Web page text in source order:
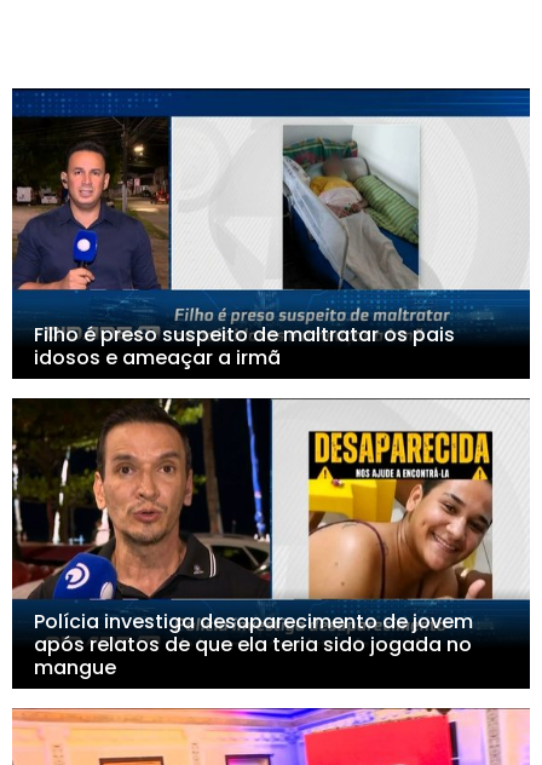
Filho é preso suspeito de maltratar os pais
idosos e ameaçar a irmã
Polícia investiga desaparecimento de jovem
após relatos de que ela teria sido jogada no
mangue